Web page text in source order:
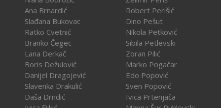
Ana Brnardić
Slađana Bukovac
Ratko Cvetnić
Branko Čegec
Lana Derkač
Boris Dežulović
Danijel Dragojević
Slavenka Drakulić
Daša Drndić
Robert Perišić
Dino Pešut
Nikola Petković
Sibila Petlevski
Zoran Pilić
Marko Pogačar
Edo Popović
Sven Popović
Ivica Prtenjača